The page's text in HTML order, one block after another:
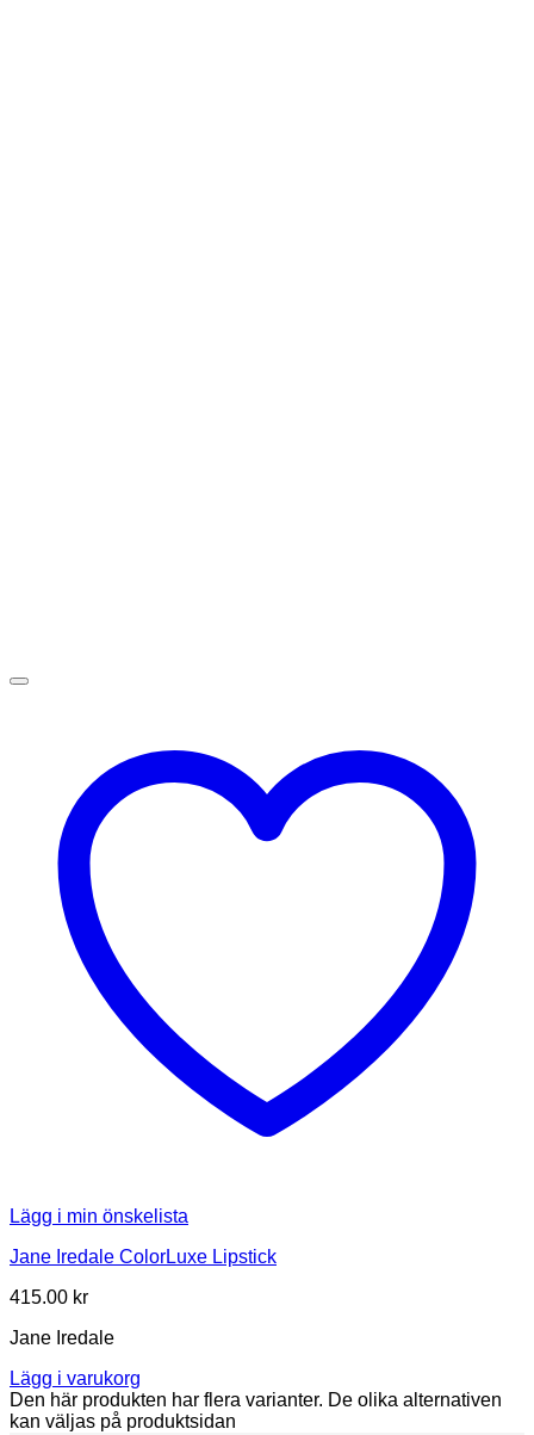
Lägg i min önskelista
Jane Iredale ColorLuxe Lipstick
415.00 kr
Jane Iredale
Lägg i varukorg
Den här produkten har flera varianter. De olika alternativen
kan väljas på produktsidan